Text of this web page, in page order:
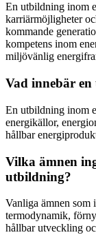
En utbildning inom
karriärmöjligheter
kommande
kompetens inom
miljövänlig
Vad innebär
En utbildning inom
energikällor,
hållbar
Vilka ämnen
utbildning?
Vanliga ämnen
termodynamik,
hållbar utveckling